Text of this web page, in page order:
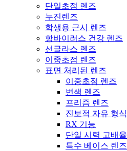
단일초점 렌즈
누진렌즈
학생용 근시 렌즈
항바이러스 건강 렌즈
선글라스 렌즈
이중초점 렌즈
표면 처리된 렌즈
이중초점 렌즈
변색 렌즈
프리즘 렌즈
진보적 자유 형식
RX 기능
단일 시력 고배율
특수 베이스 렌즈